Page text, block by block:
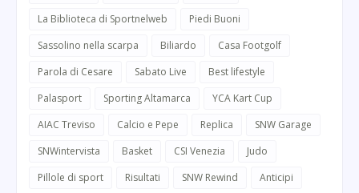
La Biblioteca di Sportnelweb
Piedi Buoni
Sassolino nella scarpa
Biliardo
Casa Footgolf
Parola di Cesare
Sabato Live
Best lifestyle
Palasport
Sporting Altamarca
YCA Kart Cup
AIAC Treviso
Calcio e Pepe Replica
SNW Garage
SNWintervista
Basket CSI Venezia
Judo
Pillole di sport
Risultati SNW Rewind
Anticipi